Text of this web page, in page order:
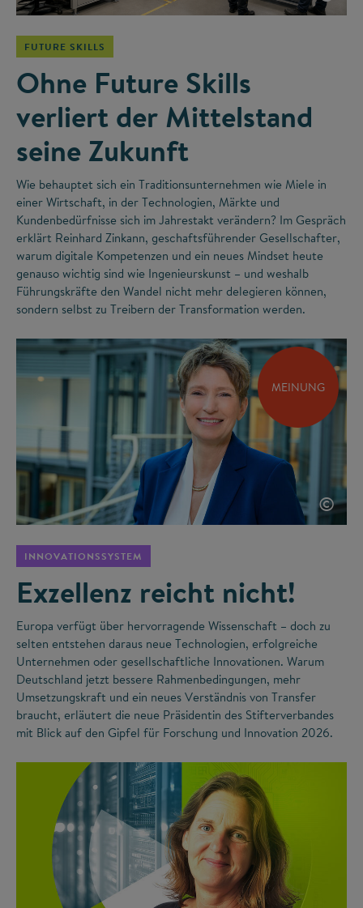
FUTURE SKILLS
Ohne Future Skills
verliert der Mittelstand
seine Zukunft
Wie behauptet sich ein Traditionsunternehmen wie Miele in
einer Wirtschaft, in der Technologien, Märkte und
Kundenbedürfnisse sich im Jahrestakt verändern? Im Gespräch
erklärt Reinhard Zinkann, geschaftsführender Gesellschafter,
warum digitale Kompetenzen und ein neues Mindset heute
genauso wichtig sind wie Ingenieurskunst – und weshalb
Führungskräfte den Wandel nicht mehr delegieren können,
sondern selbst zu Treibern der Transformation werden.
MEINUNG
©
INNOVATIONSSYSTEM
Exzellenz reicht nicht!
Europa verfügt über hervorragende Wissenschaft – doch zu
selten entstehen daraus neue Technologien, erfolgreiche
Unternehmen oder gesellschaftliche Innovationen. Warum
Deutschland jetzt bessere Rahmenbedingungen, mehr
Umsetzungskraft und ein neues Verständnis von Transfer
braucht, erläutert die neue Präsidentin des Stifterverbandes
mit Blick auf den Gipfel für Forschung und Innovation 2026.